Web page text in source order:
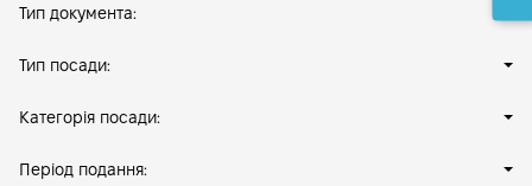
Тип документа:
Тип посади:
Категорія посади:
Період подання: